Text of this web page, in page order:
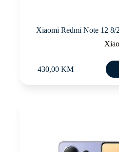
Xiaomi Redmi Note 12
430,00 KM